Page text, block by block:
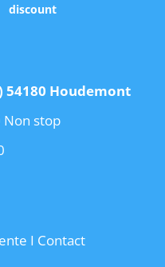
discount
54180 Houdemont
Non stop
I Contact